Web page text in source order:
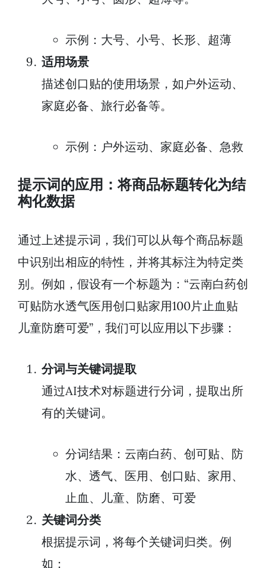
示例：大号、小号、长形、超薄
适用场景
描述创口贴的使用场景，如户外运动、
家庭必备、旅行必备等。
示例：户外运动、家庭必备、急救
提示词的应用：将商品标题转化为结
构化数据
通过上述提示词，我们可以从每个商品标题
中识别出相应的特性，并将其标注为特定类
别。例如，假设有一个标题为：“云南白药创
可贴防水透气医用创口贴家用100片止血贴
儿童防磨可爱”，我们可以应用以下步骤：
分词与关键词提取
通过AI技术对标题进行分词，提取出所
有的关键词。
分词结果：云南白药、创可贴、防
水、透气、医用、创口贴、家用、
止血、儿童、防磨、可爱
关键词分类
根据提示词，将每个关键词归类。例
如：